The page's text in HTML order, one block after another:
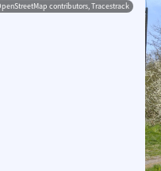
contributors, Tracestrack